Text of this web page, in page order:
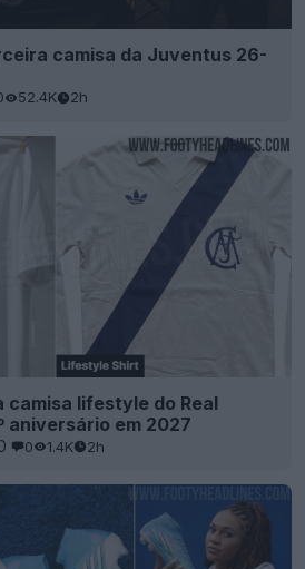
camisa da Juventus 26-
52.4K 2h
camisa lifestyle do Real
aniversário em 2027
0 1.4K 2h